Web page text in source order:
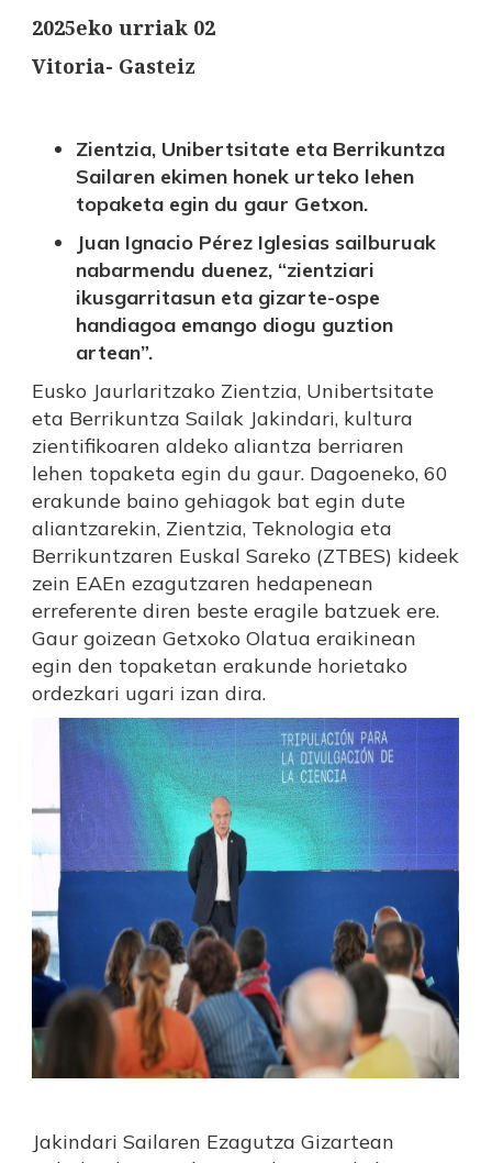
2025eko urriak 02
Vitoria- Gasteiz
Zientzia, Unibertsitate eta Berrikuntza
Sailaren ekimen honek urteko lehen
topaketa egin du gaur Getxon.
Juan Ignacio Pérez Iglesias sailburuak
nabarmendu duenez, “zientziari
ikusgarritasun eta gizarte-ospe
handiagoa emango diogu guztion
artean”.
Eusko Jaurlaritzako Zientzia, Unibertsitate
eta Berrikuntza Sailak Jakindari, kultura
zientifikoaren aldeko aliantza berriaren
lehen topaketa egin du gaur. Dagoeneko, 60
erakunde baino gehiagok bat egin dute
aliantzarekin, Zientzia, Teknologia eta
Berrikuntzaren Euskal Sareko (ZTBES) kideek
zein EAEn ezagutzaren hedapenean
erreferente diren beste eragile batzuek ere.
Gaur goizean Getxoko Olatua eraikinean
egin den topaketan erakunde horietako
ordezkari ugari izan dira.
Jakindari Sailaren Ezagutza Gizartean